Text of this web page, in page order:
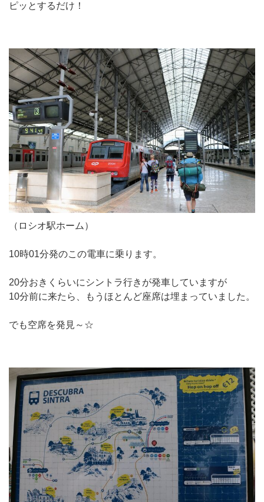
ピッとするだけ！
（ロシオ駅ホーム）
10時01分発のこの電車に乗ります。
20分おきくらいにシントラ行きが発車していますが
10分前に来たら、もうほとんど座席は埋まっていました。
でも空席を発見～☆